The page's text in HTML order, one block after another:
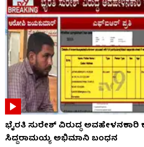
ಭೈರತಿ ಸುರೇಶ್ ವಿರುದ್ಧ
ಸಿದ್ದರಾಮಯ್ಯ ಅಭಿಮಾನಿ ಬಂಧನ